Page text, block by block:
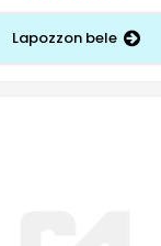
Lapozzon bele